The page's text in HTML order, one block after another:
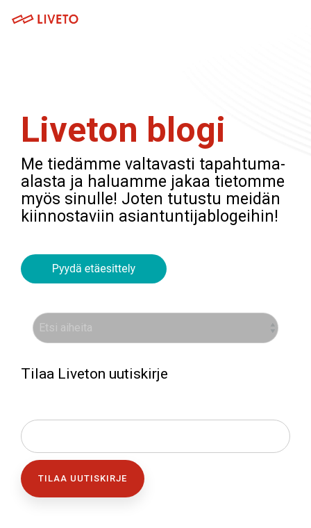
Tapahtumahallinta
Kulunvalvonta
Kassajärjestelmä
Tapahtumasovellus
Webinaarialusta
Koulutuspalvelut
Integraatiot
Venueille
Festivaaleille ja konserteille
Urheilutapahtumille
Oppilaitokset
Hankkeet
Liveton blogi
Me tiedämme valtavasti tapahtuma-
alasta ja haluamme jakaa tietomme
myös sinulle! Joten tutustu meidän
kiinnostaviin asiantuntijablogeihin!
Tilaa Liveton uutiskirje